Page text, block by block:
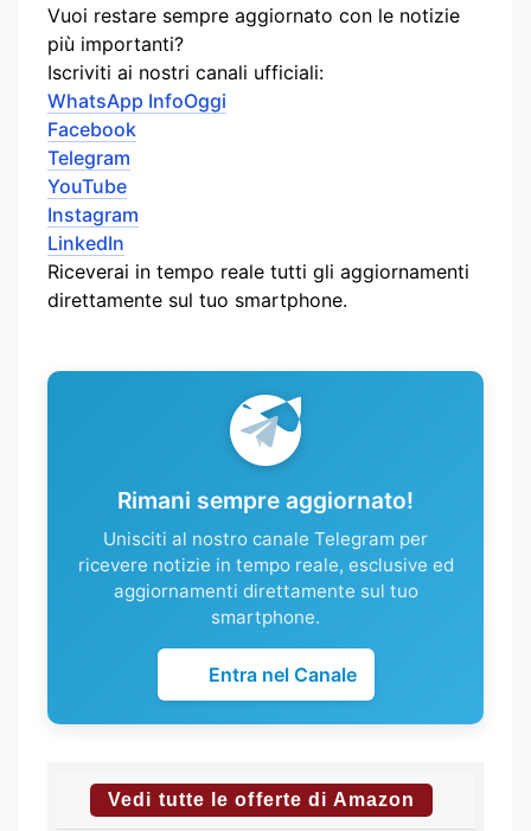
Vuoi restare sempre aggiornato con le notizie
più importanti?
Iscriviti ai nostri canali ufficiali:
WhatsApp InfoOggi
Facebook
Telegram
YouTube
Instagram
LinkedIn
Riceverai in tempo reale tutti gli aggiornamenti
direttamente sul tuo smartphone.
Rimani sempre aggiornato!
Unisciti al nostro canale Telegram per
ricevere notizie in tempo reale, esclusive ed
aggiornamenti direttamente sul tuo
smartphone.
Entra nel Canale